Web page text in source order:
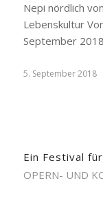
Nepi nördlich
Lebenskultur
September
5. September 2018
Ein Festival
OPERN- UND